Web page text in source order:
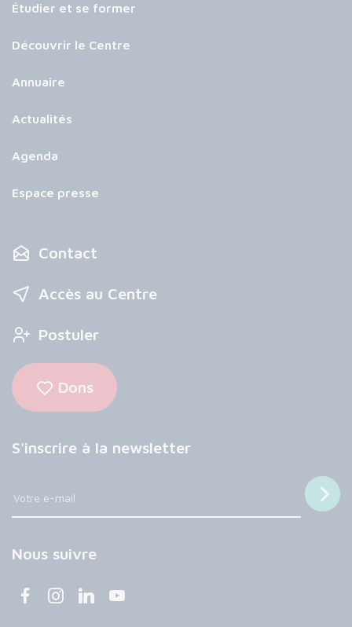
Étudier et se former
Découvrir le Centre
Annuaire
Actualités
Agenda
Espace presse
Contact
Accès au Centre
Postuler
Dons
S'inscrire à la newsletter
Nous suivre